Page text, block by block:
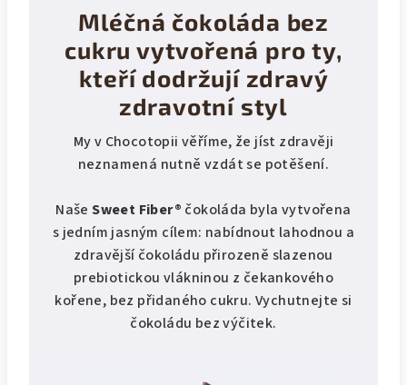
Mléčná čokoláda bez
cukru vytvořená pro ty,
kteří dodržují zdravý
zdravotní styl
My v Chocotopii věříme, že jíst zdravěji
neznamená nutně vzdát se potěšení.
Naše Sweet Fiber® čokoláda byla vytvořena
s jedním jasným cílem: nabídnout lahodnou a
zdravější čokoládu přirozeně slazenou
prebiotickou vlákninou z čekankového
kořene, bez přidaného cukru. Vychutnejte si
čokoládu bez výčitek.